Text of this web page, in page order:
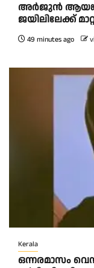
അര്‍ജുന്‍ ആയങ്കി
ജയിലിലേക്ക്
49 minutes ago
Kerala
ഒന്നരമാസം